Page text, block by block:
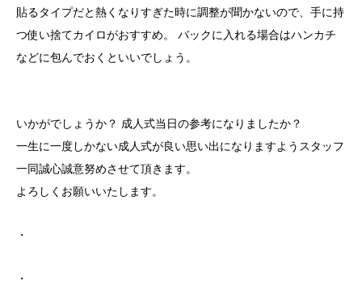
貼るタイプだと熱くなりすぎた時に調整が聞かないので、手に持
つ使い捨てカイロがおすすめ。 バックに入れる場合はハンカチ
などに包んでおくといいでしょう。
いかがでしょうか？ 成人式当日の参考になりましたか？
一生に一度しかない成人式が良い思い出になりますようスタッフ
一同誠心誠意努めさせて頂きます。
よろしくお願いいたします。
・
・